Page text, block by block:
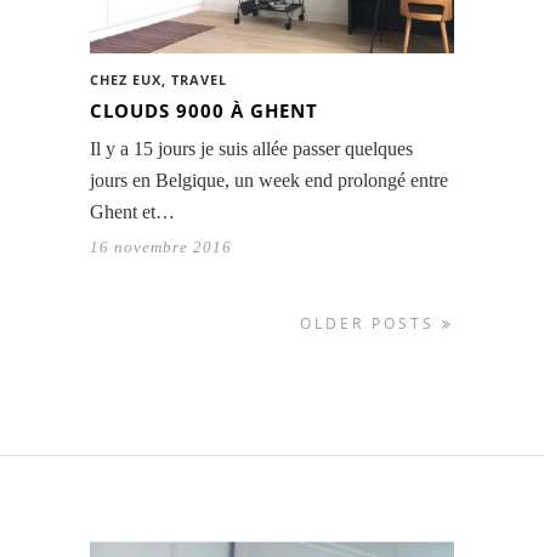
CHEZ EUX TRAVEL
CLOUDS 9000 À GHENT
Il y a 15 jours je suis allée passer quelques
jours en Belgique, un week end prolongé entre
Ghent et…
16 novembre 2016
OLDER POSTS